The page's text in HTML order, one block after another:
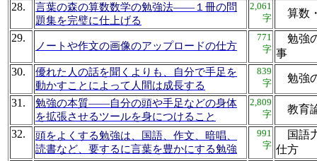
28.
言葉の森の算数数学の勉強法――１冊の問
題集を完璧に仕上げる
2,061
字
算数
29.
ノートや作文の画像のアップロードの仕方
771
字
勉強
事
30.
優れた人の話を聞くよりも、自分で手足を
動かすことによって人間は成長する
839
字
勉
31.
勉強の本質――自分の頭や手足などの身体
を拡張させるツールを身につけること
2,809
字
教育
32.
頭をよくする勉強は、国語、作文、暗唱、
読書など、要するに言葉を豊かにする勉強
991
字
国語
仕